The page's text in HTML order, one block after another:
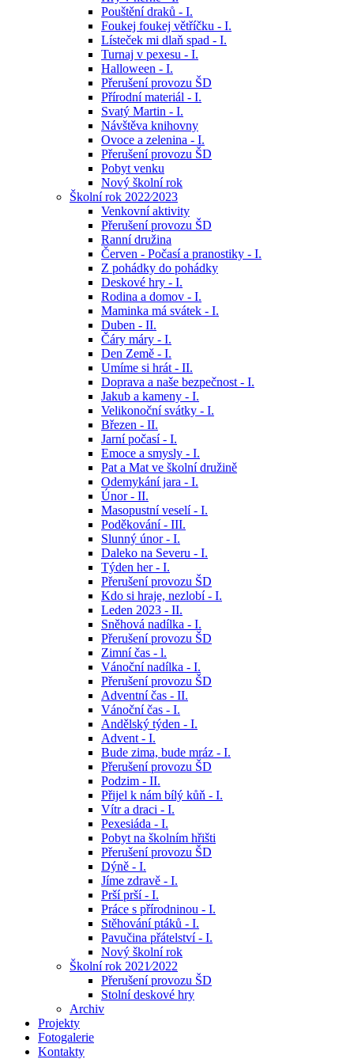
Pouštění draků - I.
Foukej foukej větříčku - I.
Lísteček mi dlaň spad - I.
Turnaj v pexesu - I.
Halloween - I.
Přerušení provozu ŠD
Přírodní materiál - I.
Svatý Martin - I.
Návštěva knihovny
Ovoce a zelenina - I.
Přerušení provozu ŠD
Pobyt venku
Nový školní rok
Školní rok 2022⁄2023
Venkovní aktivity
Přerušení provozu ŠD
Ranní družina
Červen - Počasí a pranostiky - I.
Z pohádky do pohádky
Deskové hry - I.
Rodina a domov - I.
Maminka má svátek - I.
Duben - II.
Čáry máry - I.
Den Země - I.
Umíme si hrát - II.
Doprava a naše bezpečnost - I.
Jakub a kameny - I.
Velikonoční svátky - I.
Březen - II.
Jarní počasí - I.
Emoce a smysly - I.
Pat a Mat ve školní družině
Odemykání jara - I.
Únor - II.
Masopustní veselí - I.
Poděkování - III.
Slunný únor - I.
Daleko na Severu - I.
Týden her - I.
Přerušení provozu ŠD
Kdo si hraje, nezlobí - I.
Leden 2023 - II.
Sněhová nadílka - I.
Přerušení provozu ŠD
Zimní čas - l.
Vánoční nadílka - I.
Přerušení provozu ŠD
Adventní čas - II.
Vánoční čas - I.
Andělský týden - I.
Advent - I.
Bude zima, bude mráz - I.
Přerušení provozu ŠD
Podzim - II.
Přijel k nám bílý kůň - I.
Vítr a draci - I.
Pexesiáda - I.
Pobyt na školním hřišti
Přerušení provozu ŠD
Dýně - I.
Jíme zdravě - I.
Prší prší - I.
Práce s přírodninou - I.
Stěhování ptáků - I.
Pavučina přátelství - I.
Nový školní rok
Školní rok 2021⁄2022
Přerušení provozu ŠD
Stolní deskové hry
Archiv
Projekty
Fotogalerie
Kontakty